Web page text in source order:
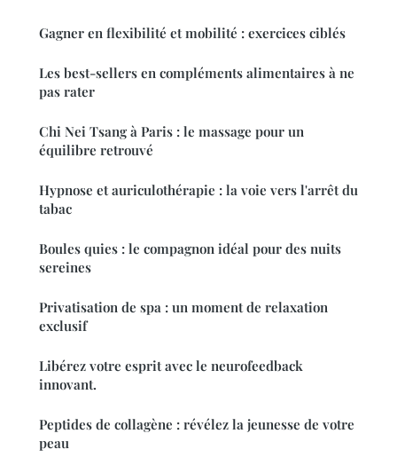
Gagner en flexibilité et mobilité : exercices ciblés
Les best-sellers en compléments alimentaires à ne
pas rater
Chi Nei Tsang à Paris : le massage pour un
équilibre retrouvé
Hypnose et auriculothérapie : la voie vers l'arrêt du
tabac
Boules quies : le compagnon idéal pour des nuits
sereines
Privatisation de spa : un moment de relaxation
exclusif
Libérez votre esprit avec le neurofeedback
innovant.
Peptides de collagène : révélez la jeunesse de votre
peau